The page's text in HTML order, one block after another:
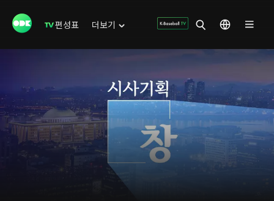
편성표 더보기